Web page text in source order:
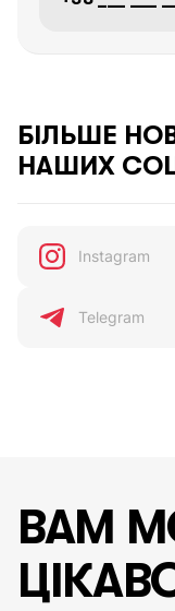
БІЛЬШЕ
НАШИХ
Instagram
Telegram
ВАМ